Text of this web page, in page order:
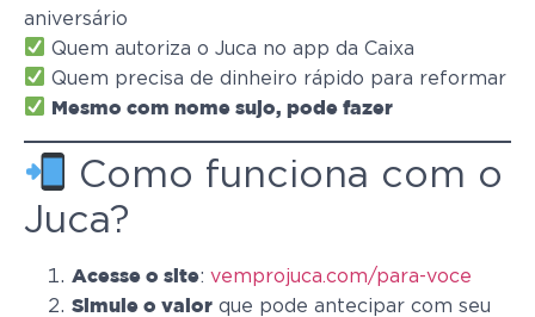
aniversário
Quem autoriza o Juca no app da Caixa
Quem precisa de dinheiro rápido para reformar
Mesmo com nome sujo, pode fazer
Como funciona com o
Juca?
Acesse o site: vemprojuca.com/para-voce
Simule o valor que pode antecipar com seu